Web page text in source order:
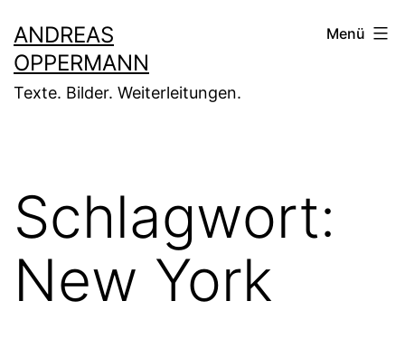
Inhalt
springen
ANDREAS
OPPERMANN
Texte. Bilder. Weiterleitungen.
Menü
Schlagwort:
New York